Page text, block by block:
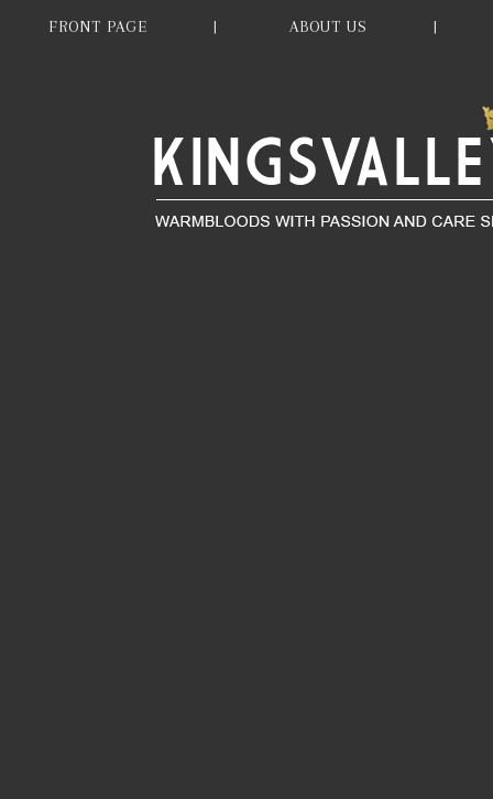
FRONT PAGE ABOUT US